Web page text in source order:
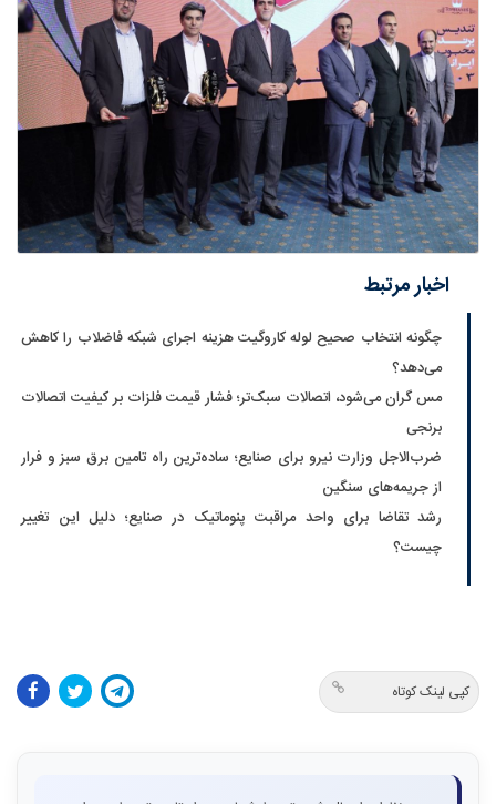
اخبار مرتبط
چگونه انتخاب صحیح لوله کاروگیت هزینه اجرای شبکه فاضلاب را کاهش
می‌دهد؟
مس گران می‌شود، اتصالات سبک‌تر؛ فشار قیمت فلزات بر کیفیت اتصالات
برنجی
ضرب‌الاجل وزارت نیرو برای صنایع؛ ساده‌ترین راه تامین برق سبز و فرار
از جریمه‌های سنگین
رشد تقاضا برای واحد مراقبت پنوماتیک در صنایع؛ دلیل این تغییر
چیست؟
کپی لینک کوتاه